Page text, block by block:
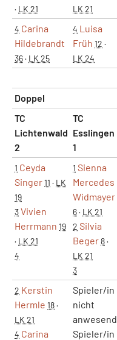
· LK 21
LK 21
4 Carina
Hildebrandt
36· LK 25
4 Luisa
Früh 12 ·
LK 24
Doppel
TC
Lichtenwald
2
TC
Esslingen
1
1 Ceyda
Singer11 · LK
19
3Vivien
Herrmann 19
· LK 21
4
1 Sienna
Mercedes
Widmayer
6· LK 21
2 Silvia
Beger8·
LK 21
3
2 Kerstin
Hermle 18·
LK 21
4 Carina
Spieler/in
nicht
anwesend
Spieler/in